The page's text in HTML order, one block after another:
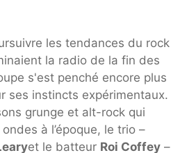
les tendances du rock
la radio de la fin des
s'est penché encore plus
ses instincts expérimentaux.
grunge et alt-rock qui
à l’époque, le trio –
et le batteur Roi Coffey –